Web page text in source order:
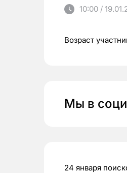
10:00 /
Возраст
Мы в
24 января